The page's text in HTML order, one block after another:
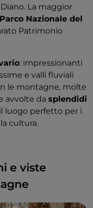
La maggior
Parco Nazionale del
Patrimonio
: impressionanti
e valli fluviali
le montagne, molte
avvolte da splendidi
luogo perfetto per i
cultura.
e viste